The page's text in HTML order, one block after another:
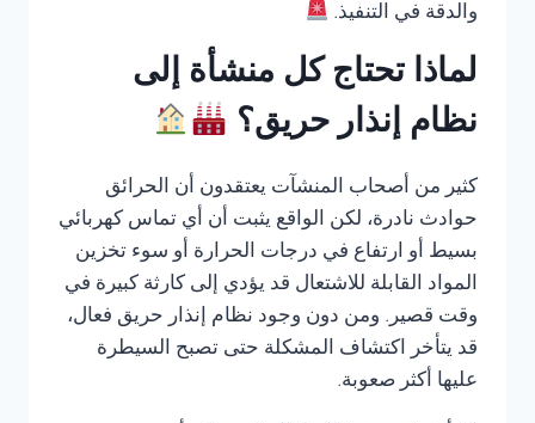
والدقة في التنفيذ.
لماذا تحتاج كل منشأة إلى
نظام إنذار حريق؟
كثير من أصحاب المنشآت يعتقدون أن الحرائق
حوادث نادرة، لكن الواقع يثبت أن أي تماس كهربائي
بسيط أو ارتفاع في درجات الحرارة أو سوء تخزين
المواد القابلة للاشتعال قد يؤدي إلى كارثة كبيرة في
وقت قصير. ومن دون وجود نظام إنذار حريق فعال،
قد يتأخر اكتشاف المشكلة حتى تصبح السيطرة
عليها أكثر صعوبة.